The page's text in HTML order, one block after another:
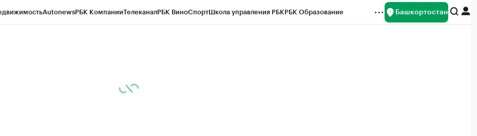
AutonewsРБК КомпанииТелеканалРБК ВиноСпортШкола управления РБКРБК Образование Башкортостан